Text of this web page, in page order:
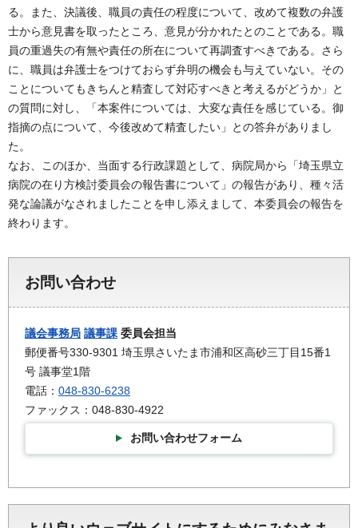
る。また、決議後、職員の責任の程度について、改めて複数の弁護
士から意見書を取ったところ、意見が分かれたとのことである。職
員の重過失の有無や責任の所在について再調査すべきである。さら
に、職員は弁護士をつけておらず弁明の機会も与えていない。その
ことについてもきちんと精査して対応すべきと考えるがどうか」と
の質問に対し、「本案件については、大変な責任を感じている。御
指摘の点について、今後改めて精査したい」との答弁がありまし
た。
なお、このほか、当面する行政課題として、病院局から「埼玉県立
病院の在り方検討委員会の報告書について」の報告があり、種々活
発な論議がなされましたことを申し添えまして、本委員会の報告を
終わります。
お問い合わせ
議会事務局 議事課 委員会担当
郵便番号330-9301 埼玉県さいたま市浦和区高砂三丁目15番1
号 議事堂1階
電話： 048-830-6238
ファックス：048-830-4922
お問い合わせフォーム